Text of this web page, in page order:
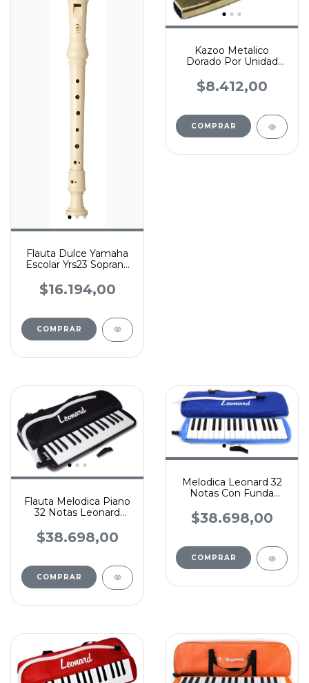
Flauta Dulce Yamaha
Escolar Yrs23 Soprano
Digitacion Alemana
$16.194,00
Kazoo Metalico
Dorado Por Unidad
Viento Stagg
$8.412,00
Flauta Melodica Piano
32 Notas Leonard
$38.698,00
Melodica Leonard 32
Notas Con Funda
$38.698,00